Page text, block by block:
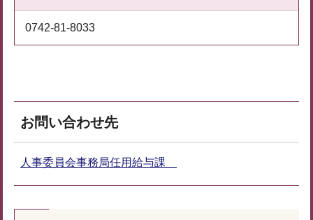
0742-81-8033
お問い合わせ先
人事委員会事務局任用給与課